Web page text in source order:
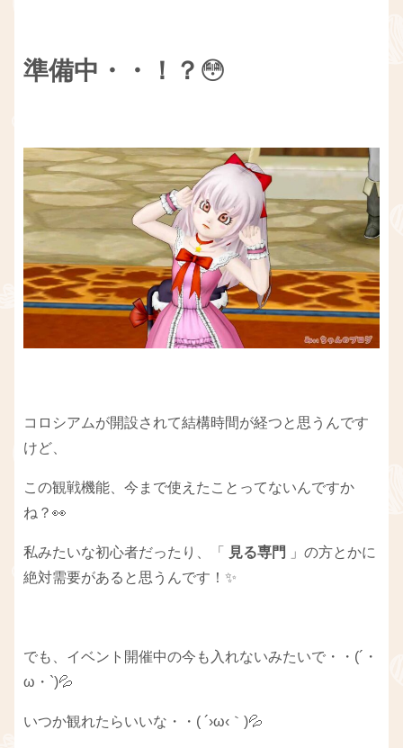
準備中・・！？ 😳
コロシアムが開設されて結構時間が経つと思うんです
けど、
この観戦機能、今まで使えたことってないんですか
ね？👀
私みたいな初心者だったり、「 見る専門
」の方とかに
絶対需要があると思うんです！✨
でも、イベント開催中の今も入れないみたいで・・(´・
ω・`)💦
いつか観れたらいいな・・( ´›ω‹｀)💦